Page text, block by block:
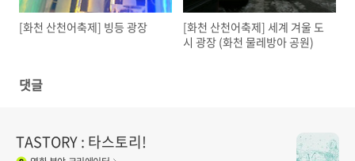
[화천 산천어축제] 빙등 광장
[화천 산천어축제] 세계 겨울 도
시 광장 (화천 물레방아 공원)
댓글
TASTORY : 타스토리!